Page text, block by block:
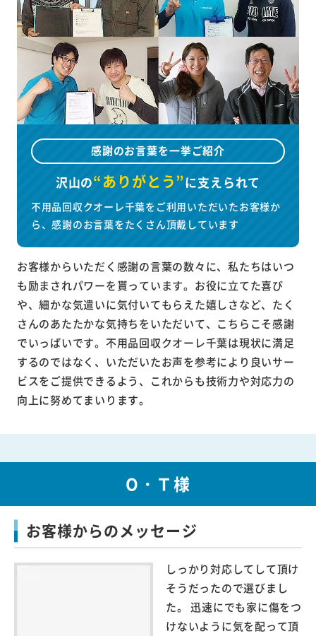
感謝のお言葉を一挙ご紹介
沢山の“ありがとう”に支えられて
不用品回収クオーレ千葉をご利用いただいたお客様か
ら、感謝のお言葉をたくさん頂戴しています
お客様からいただく感謝の言葉の数々に、私たちはいつ
も励まされパワーを貰っています。お役に立てた喜び
や、細かな気遣いに気付いてもらえた嬉しさなど、たく
さんのあたたかな気持ちをいただいて、こちらこそ感謝
でいっぱいです。不用品回収クオーレ千葉は現状に満足
するのではなく、いただいたお声を参考により良いサー
ビスをご提供できるよう、これからも技術力や対応力の
向上に努めてまいります。
O・Ｔ様
お客様からのメッセージ
しっかり対応してして頂け
そうだったので選びまし
た。 迅速にでも家に傷をつ
けないように気を配って頂